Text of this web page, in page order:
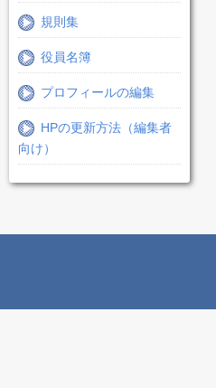
規則集
役員名簿
プロフィールの編集
HPの更新方法（編集者
向け）